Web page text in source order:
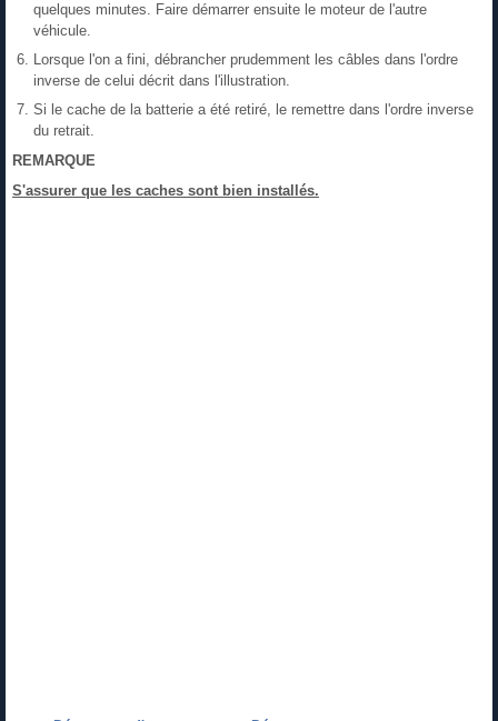
quelques minutes. Faire démarrer ensuite le moteur de l'autre
véhicule.
Lorsque l'on a fini, débrancher prudemment les câbles dans l'ordre
inverse de celui décrit dans l'illustration.
Si le cache de la batterie a été retiré, le remettre dans l'ordre inverse
du retrait.
REMARQUE
S'assurer que les caches sont bien installés.